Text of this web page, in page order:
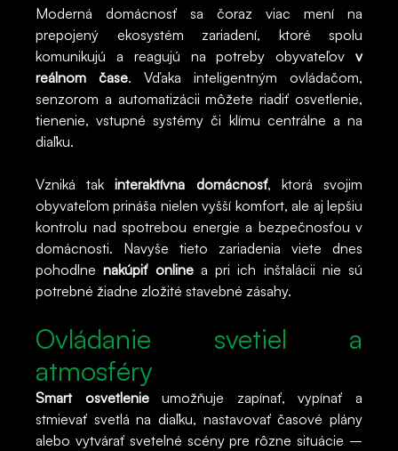
Moderná domácnosť sa čoraz viac mení na
prepojený ekosystém zariadení, ktoré spolu
komunikujú a reagujú na potreby obyvateľov v
reálnom čase. Vďaka inteligentným ovládačom,
senzorom a automatizácii môžete riadiť osvetlenie,
tienenie, vstupné systémy či klímu centrálne a na
diaľku.
Vzniká takinteraktívna domácnosť, ktorá svojim
obyvateľom prináša nielen vyšší komfort, ale aj lepšiu
kontrolu nad spotrebou energie a bezpečnosťou v
domácnosti. Navyše tieto zariadenia viete dnes
pohodlnenakúpiť onlinea pri ich inštalácii nie sú
potrebné žiadne zložité stavebné zásahy.
Ovládanie svetiel a
atmosféry
Smart osvetlenieumožňuje zapínať, vypínať a
stmievať svetlá na diaľku, nastavovať časové plány
alebo vytvárať svetelné scény pre rôzne situácie –